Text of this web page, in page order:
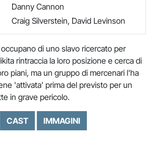
Danny Cannon
Craig Silverstein, David Levinson
di uno slavo ricercato per
rintraccia la loro posizione e cerca di
piani, ma un gruppo di mercenari l'ha
'attivata' prima del previsto per un
in grave pericolo.
CAST IMMAGINI